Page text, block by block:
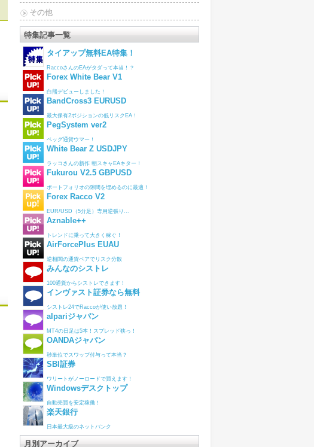
その他
特集記事一覧
タイアップ無料EA特集！
RaccoさんのEAがタダって本当！？
Forex White Bear V1
白熊デビューしました！
BandCross3 EURUSD
最大保有2ポジションの低リスクEA！
PegSystem ver2
ペッグ通貨ウマー！
White Bear Z USDJPY
ラッコさんの新作 朝スキャEAキター！
Fukurou V2.5 GBPUSD
ポートフォリオの隙間を埋めるのに最適！
Forex Racco V2
EUR/USD（5分足）専用逆張り...
Aznable++
トレンドに乗って大きく稼ぐ！
AirForcePlus EUAU
逆相関の通貨ペアでリスク分散
みんなのシストレ
100通貨からシストレできます！
インヴァスト証券なら無料
シストレ24でRaccoが使い放題！
alpariジャパン
MT4の日足は5本！スプレッド狭っ！
OANDAジャパン
秒単位でスワップ付与って本当？
SBI証券
ワリートがノーロードで買えます！
Windowsデスクトップ
自動売買を安定稼働！
楽天銀行
日本最大級のネットバンク
月別アーカイブ